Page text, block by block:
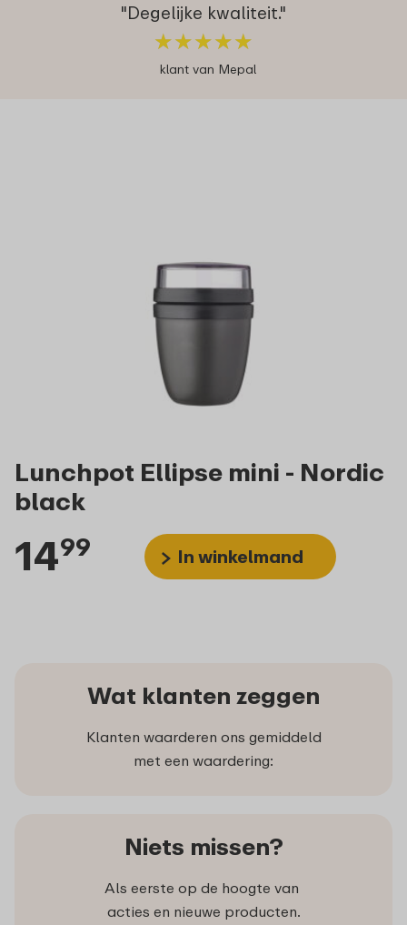
"Degelijke kwaliteit."
★★★★★
★★★★★
klant van Mepal
Lunchpot Ellipse mini - Nordic
black
1499 In winkelmand
Wat klanten zeggen
Klanten waarderen ons gemiddeld
met een waardering:
Niets missen?
Als eerste op de hoogte van
acties en nieuwe producten.